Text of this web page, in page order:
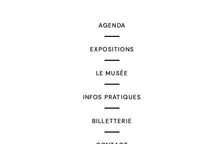
AGENDA
EXPOSITIONS
LE MUSÉE
INFOS PRATIQUES
BILLETTERIE